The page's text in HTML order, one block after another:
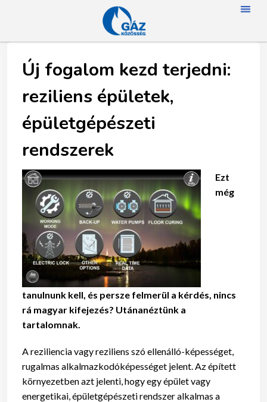
Új fogalom kezd terjedni:
reziliens épületek,
épületgépészeti
rendszerek
Ezt
még
tanulnunk kell, és persze felmerül a kérdés, nincs
rá magyar kifejezés? Utánanéztünk a
tartalomnak.
A reziliencia vagy reziliens szó ellenálló-képességet,
rugalmas alkalmazkodóképességet jelent. Az épített
környezetben azt jelenti, hogy egy épület vagy
energetikai, épületgépészeti rendszer alkalmas a